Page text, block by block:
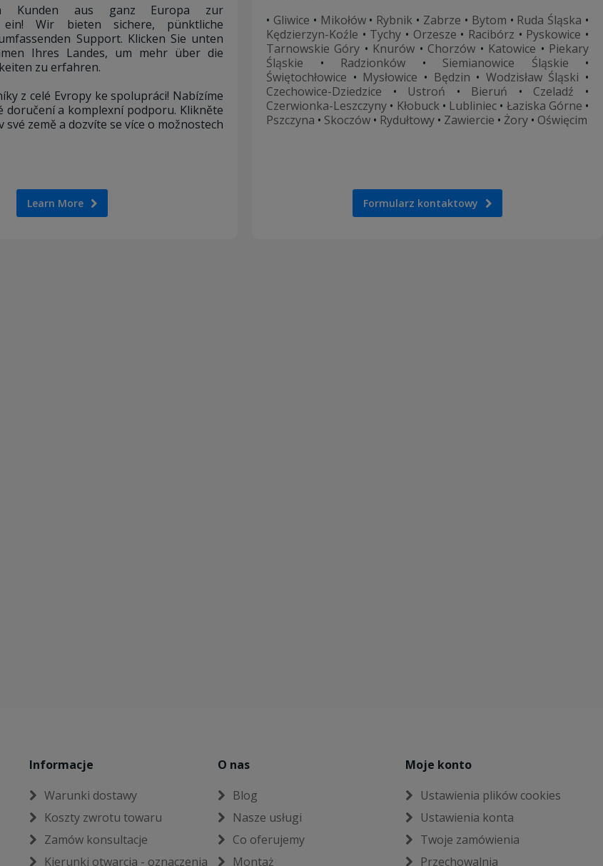
Kunden aus ganz Europa zur
ein! Wir bieten sichere, pünktliche
Support. Klicken Sie unten
Ihres Landes, um mehr über die
zu erfahren.
z celé Evropy ke spolupráci! Nabízíme
doručení a komplexní podporu. Klikněte
své země a dozvíte se více o možnostech
Learn More
• Gliwice • Mikołów• Rybnik • Zabrze • Bytom • Ruda Śląska •
Kędzierzyn-Koźle • Tychy • Orzesze • Racibórz • Pyskowice •
Tarnowskie Góry • Knurów • Chorzów • Katowice • Piekary
Śląskie • Radzionków • Siemianowice Śląskie •
Świętochłowice • Mysłowice • Będzin • Wodzisław Śląski •
Czechowice-Dziedzice • Ustroń • Bieruń • Czeladź •
Czerwionka-Leszczyny • Kłobuck• Lubliniec • Łaziska Górne •
Pszczyna • Skoczów • Rydułtowy • Zawiercie • Żory • Oświęcim
Formularz kontaktowy
Informacje
Warunki dostawy
Koszty zwrotu towaru
Zamów konsultacje
Kierunki otwarcia - oznaczenia
O nas
Blog
Nasze usługi
Co oferujemy
Montaż
Moje konto
Ustawienia plików cookies
Ustawienia konta
Twoje zamówienia
Przechowalnia